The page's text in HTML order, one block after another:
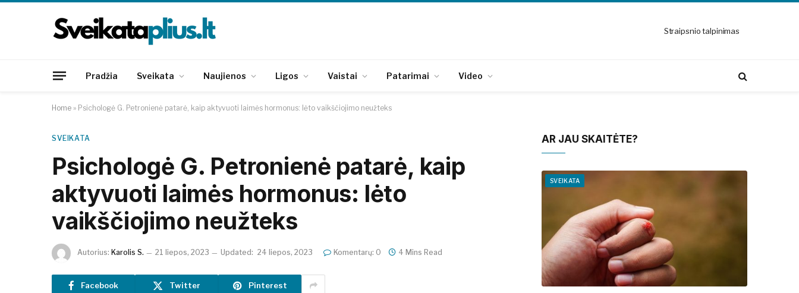
Straipsnio talpinimas
Pradžia Sveikata Naujienos Ligos Vaistai Patarimai Video
Home » Psichologė G. Petronienė patarė, kaip aktyvuoti laimės hormonus: lėto vaikščiojimo neužteks
SVEIKATA
Psichologė G. Petronienė patarė, kaip
aktyvuoti laimės hormonus: lėto
vaikščiojimo neužteks
Autorius: Karolis S. 21 liepos, 2023 Updated: 24 liepos, 2023 Komentarų: 0 4 Mins Read
Facebook Twitter Pinterest
AR JAU SKAITĖTE?
SVEIKATA